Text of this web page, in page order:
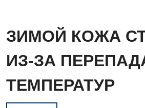
ЗИМОЙ КОЖА
ИЗ-ЗА
ТЕМПЕРАТУР